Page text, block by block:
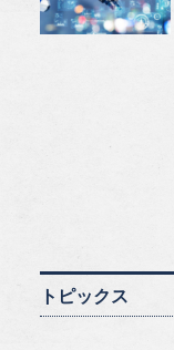
トピックス